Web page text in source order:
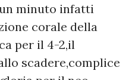
minuto infatti
corale della
per il 4-2,il
scadere,complice